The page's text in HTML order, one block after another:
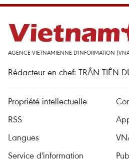
AGENCE VIETNAMIENNE D'INFORMATION
Rédacteur en chef: TRÂN TIÊN
Propriété intellectuelle
RSS
Langues
Service d'information